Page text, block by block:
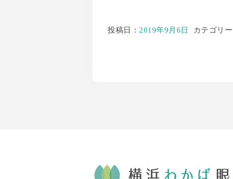
投稿日： 2019年9月6日 カテゴリー